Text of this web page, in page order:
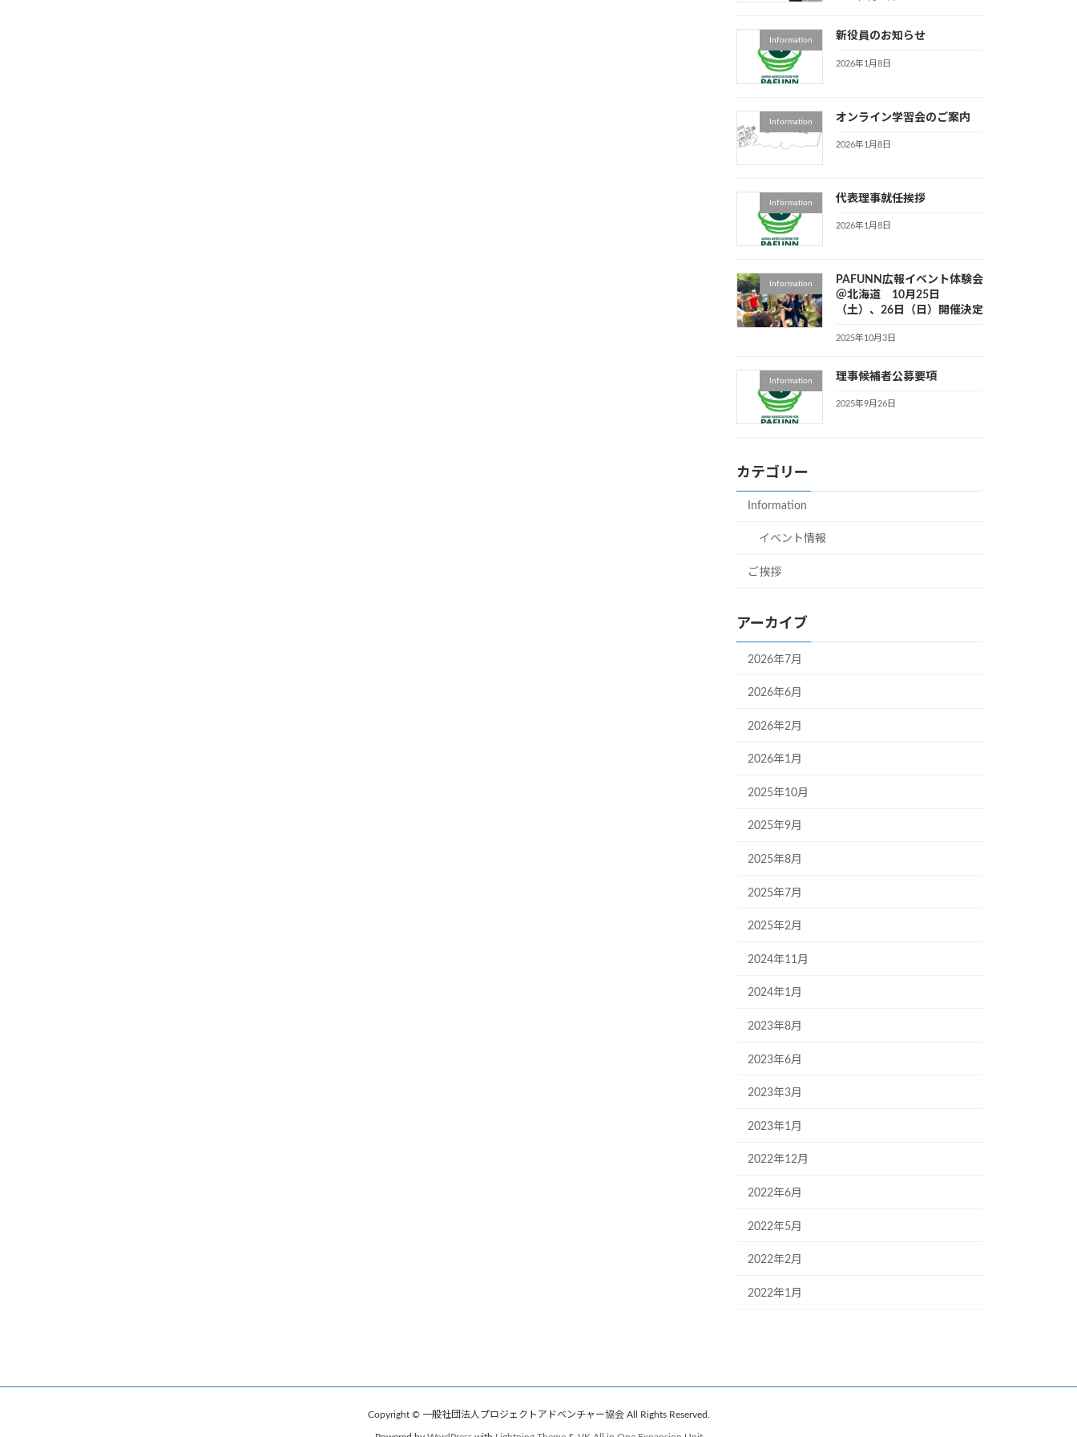
Information 新役員のお知らせ
2026年1月8日
Information オンライン学習会のご案内
2026年1月8日
Information 代表理事就任挨拶
2026年1月8日
Information
PAFUNN広報イベント体験会
＠北海道 10月25日
（土）、26日（日）開催決定
2025年10月3日
Information 理事候補者公募要項
2025年9月26日
カテゴリー
Information
イベント情報
ご挨拶
アーカイブ
2026年7月
2026年6月
2026年2月
2026年1月
2025年10月
2025年9月
2025年8月
2025年7月
2025年2月
2024年11月
2024年1月
2023年8月
2023年6月
2023年3月
2023年1月
2022年12月
2022年6月
2022年5月
2022年2月
2022年1月
Copyright © 一般社団法人プロジェクトアドベンチャー協会 All Rights Reserved.